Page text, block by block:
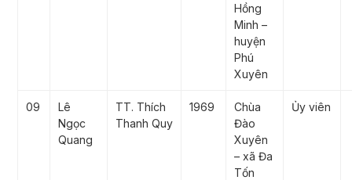
Hồng
Minh –
huyện
Phú
Xuyên
09
Lê
Ngọc
Quang
TT. Thích
Thanh Quy
1969
Chùa
Đào
Xuyên
– xã Đa
Tốn
Ủy viên